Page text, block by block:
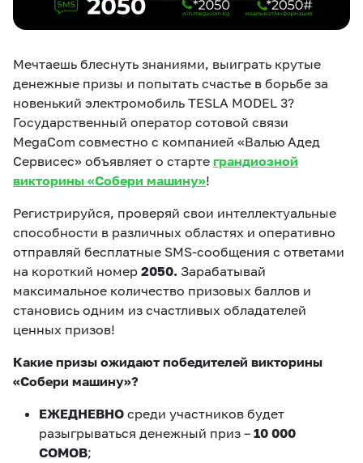
Новости Работа в MEGA
Партнерам
Карта офисов и
MegaTV MegaPay MegaKassa
Мечтаешь блеснуть знаниями, выиграть крутые
денежные призы и попытать счастье в борьбе за
новенький электромобиль TESLA MODEL 3?
Государственный оператор сотовой связи
MegaCom совместно с компанией «Валью Адед
Сервисес» объявляет о старте грандиозной
викторины «Собери машину»!
Регистрируйся, проверяй свои интеллектуальные
способности в различных областях и оперативно
отправляй бесплатные SMS-сообщения с ответами
на короткий номер 2050. Зарабатывай
максимальное количество призовых баллов и
становись одним из счастливых обладателей
ценных призов!
Какие призы ожидают победителей викторины
«Собери машину»?
ЕЖЕДНЕВНО среди участников будет
разыгрываться денежный приз – 10 000
СОМОВ;